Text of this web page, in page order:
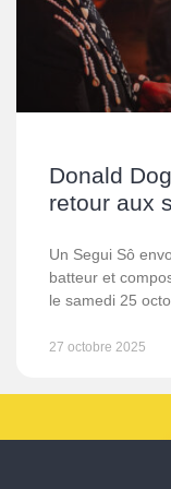
Donald
retour aux
Un Segui Sô
batteur et
le samedi 25
27 octobre 2025